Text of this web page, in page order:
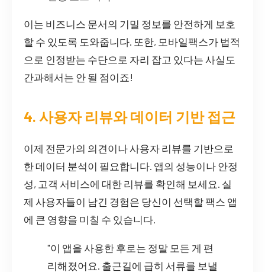
이는 비즈니스 문서의 기밀 정보를 안전하게 보호
할 수 있도록 도와줍니다. 또한, 모바일팩스가 법적
으로 인정받는 수단으로 자리 잡고 있다는 사실도
간과해서는 안 될 점이죠!
4. 사용자 리뷰와 데이터 기반 접근
이제 전문가의 의견이나 사용자 리뷰를 기반으로
한 데이터 분석이 필요합니다. 앱의 성능이나 안정
성, 고객 서비스에 대한 리뷰를 확인해 보세요. 실
제 사용자들이 남긴 경험은 당신이 선택할 팩스 앱
에 큰 영향을 미칠 수 있습니다.
"이 앱을 사용한 후로는 정말 모든 게 편
리해졌어요. 출근길에 급히 서류를 보낼